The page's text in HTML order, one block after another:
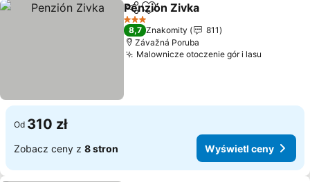
Udostępnij
Dodaj do ulubionych
Penzión Zivka
3 Kategoria
8,7 Znakomity
811
Závažná Poruba
Malownicze otoczenie gór i lasu
Od 310 zł
Zobacz ceny z 8 stron Wyświetl ceny